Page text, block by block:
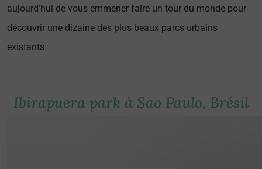
aujourd’hui de vous emmener faire un tour du monde pour
découvrir une dizaine des plus beaux parcs urbains
existants.
Ibirapuera park à Sao Paulo, Brésil